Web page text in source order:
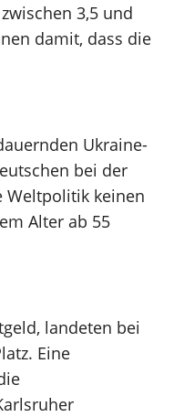
3,5 und
damit, dass die
Ukraine-
bei der
Weltpolitik keinen
Alter ab 55
landeten bei
Eine